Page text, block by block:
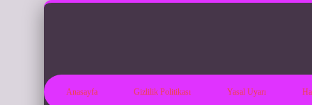
Anasayfa Gizlilik Politikası Yasal Uyarı